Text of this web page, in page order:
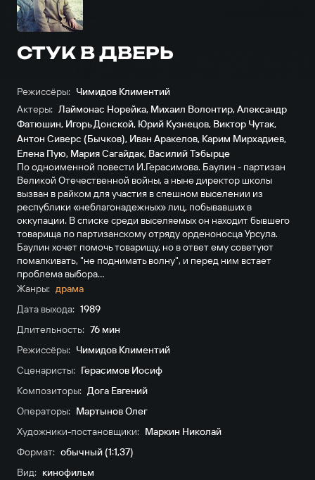
СТУК В ДВЕРЬ
Режиссёры: Чимидов Климентий
Актеры: Лаймонас Норейка, Михаил Волонтир,Александр
Фатюшин, Игорь Донской, Юрий Кузнецов, Виктор Чутак,
Антон Сиверс (Бычков), Иван Аракелов, Карим Мирхадиев,
Елена Пую, Мария Сагайдак, Василий Тэбырце
По одноименной повести И.Герасимова. Баулин - партизан
Великой Отечественной войны, а ныне директор школы
вызван в райком для участия в спешном выселении из
республики «неблагонадежных» лиц, побывавших в
оккупации. В списке среди выселяемых он находит бывшего
товарища по партизанскому отряду орденоносца Урсула.
Баулин хочет помочь товарищу, но в ответ ему советуют
помалкивать, "не поднимать волну", и перед ним встает
проблема выбора…
Жанры: драма
Дата выхода: 1989
Длительность: 76 мин
Режиссёры: Чимидов Климентий
Сценаристы: Герасимов Иосиф
Композиторы: Дога Евгений
Операторы: Мартынов Олег
Художники-постановщики: Маркин Николай
Формат: обычный (1:1,37)
Вид: кинофильм